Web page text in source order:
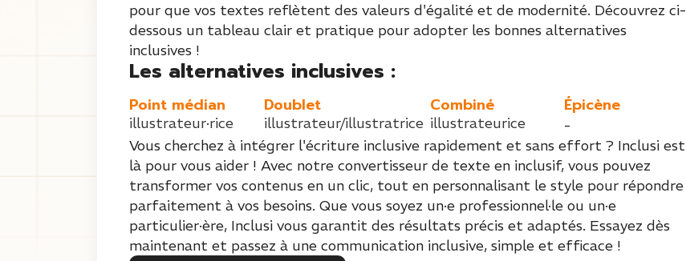
pour que vos textes reflètent des valeurs d'égalité et de modernité. Découvrez ci-
dessous un tableau clair et pratique pour adopter les bonnes alternatives
inclusives !
Les alternatives inclusives :
Point médian
illustrateur·rice
Doublet
illustrateur/illustratrice
Combiné
illustrateurice
Épicène
-
Vous cherchez à intégrer l'écriture inclusive rapidement et sans effort ? Inclusi est
là pour vous aider ! Avec notre convertisseur de texte en inclusif, vous pouvez
transformer vos contenus en un clic, tout en personnalisant le style pour répondre
parfaitement à vos besoins. Que vous soyez un·e professionnel·le ou un·e
particulier·ère, Inclusi vous garantit des résultats précis et adaptés. Essayez dès
maintenant et passez à une communication inclusive, simple et efficace !